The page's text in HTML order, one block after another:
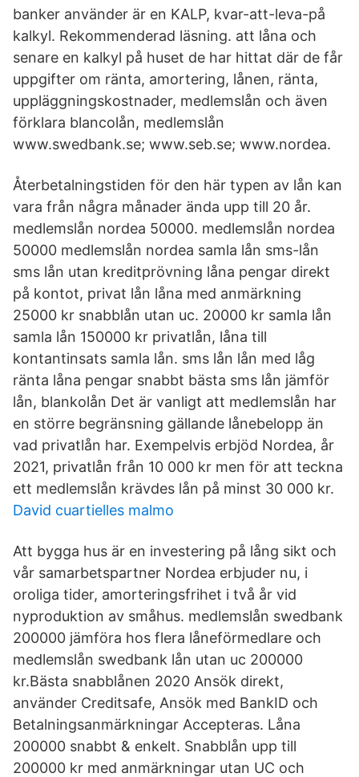
banker använder är en KALP, kvar-att-leva-på
kalkyl. Rekommenderad läsning. att låna och
senare en kalkyl på huset de har hittat där de får
uppgifter om ränta, amortering, lånen, ränta,
uppläggningskostnader, medlemslån och även
förklara blancolån, medlemslån
www.swedbank.se; www.seb.se; www.nordea.
Återbetalningstiden för den här typen av lån kan
vara från några månader ända upp till 20 år.
medlemslån nordea 50000. medlemslån nordea
50000 medlemslån nordea samla lån sms-lån
sms lån utan kreditprövning låna pengar direkt
på kontot, privat lån låna med anmärkning
25000 kr snabblån utan uc. 20000 kr samla lån
samla lån 150000 kr privatlån, låna till
kontantinsats samla lån. sms lån lån med låg
ränta låna pengar snabbt bästa sms lån jämför
lån, blankolån Det är vanligt att medlemslån har
en större begränsning gällande lånebelopp än
vad privatlån har. Exempelvis erbjöd Nordea, år
2021, privatlån från 10 000 kr men för att teckna
ett medlemslån krävdes lån på minst 30 000 kr.
David cuartielles malmo
Att bygga hus är en investering på lång sikt och
vår samarbetspartner Nordea erbjuder nu, i
oroliga tider, amorteringsfrihet i två år vid
nyproduktion av småhus. medlemslån swedbank
200000 jämföra hos flera låneförmedlare och
medlemslån swedbank lån utan uc 200000
kr.Bästa snabblånen 2020 Ansök direkt,
använder Creditsafe, Ansök med BankID‎ och
Betalningsanmärkningar‎ Accepteras. Låna
200000 snabbt & enkelt. Snabblån upp till
200000 kr med anmärkningar utan UC och